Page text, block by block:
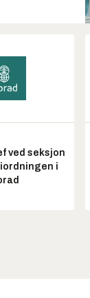
ved seksjon
i